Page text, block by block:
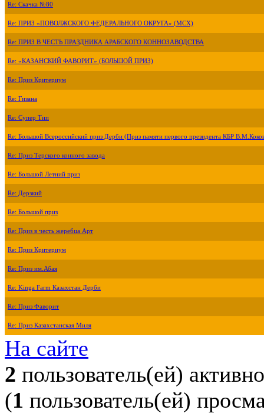
Re: Скачка №80
Re: ПРИЗ «ПОВОЛЖСКОГО ФЕДЕРАЛЬНОГО ОКРУГА» (МСХ)
Re: ПРИЗ В ЧЕСТЬ ПРАЗДНИКА АРАБСКОГО КОННОЗАВОДСТВА
Re: «КАЗАНСКИЙ ФАВОРИТ» (БОЛЬШОЙ ПРИЗ)
Re: Приз Критериум
Re: Гизана
Re: Супер Тип
Re: Большой Всероссийский приз Дерби (Приз памяти первого президента КБР
Re: Приз Терского конного завода
Re: Большой Летний приз
Re: Дерзкий
Re: Большой приз
Re: Приз в честь жеребца Арт
Re: Приз Критериум
Re: Приз им.Абая
Re: Kinga Farm Казахстан Дерби
Re: Приз Фаворит
Re: Приз Казахстанская Миля
На сайте
2 пользователь(ей) активно
(1 пользователь(ей)